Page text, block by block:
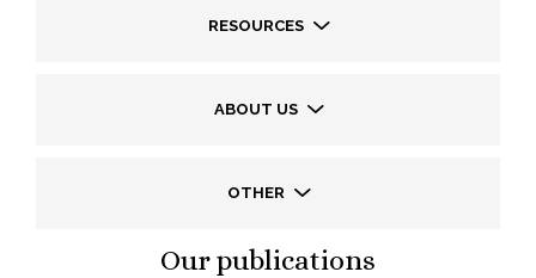
RESOURCES
ABOUT US
OTHER
Our publications